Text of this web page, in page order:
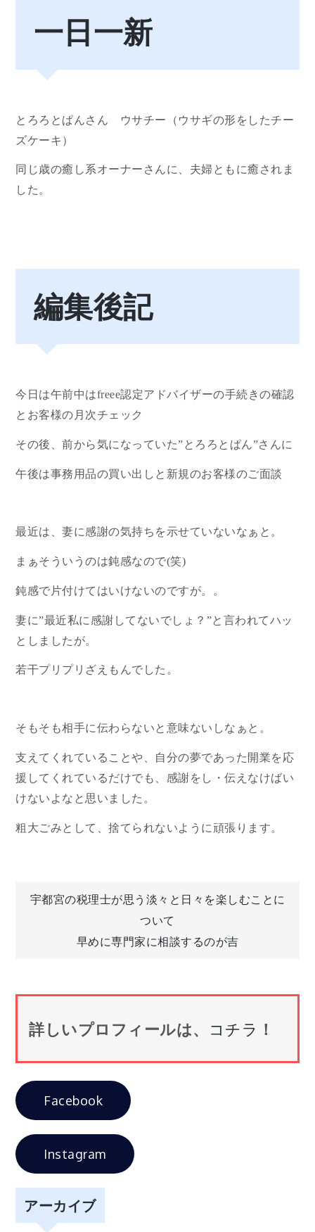
一日一新
とろろとぱんさん ウサチー（ウサギの形をしたチー
ズケーキ）
同じ歳の癒し系オーナーさんに、夫婦ともに癒されま
した。
編集後記
今日は午前中はfreee認定アドバイザーの手続きの確認
とお客様の月次チェック
その後、前から気になっていた”とろろとぱん”さんに
午後は事務用品の買い出しと新規のお客様のご面談
最近は、妻に感謝の気持ちを示せていないなぁと。
まぁそういうのは鈍感なので(笑)
鈍感で片付けてはいけないのですが。。
妻に”最近私に感謝してないでしょ？”と言われてハッ
としましたが。
若干プリプリざえもんでした。
そもそも相手に伝わらないと意味ないしなぁと。
支えてくれていることや、自分の夢であった開業を応
援してくれているだけでも、感謝をし・伝えなけばい
けないよなと思いました。
粗大ごみとして、捨てられないように頑張ります。
投
ナ
ビ
ゲ
ー
シ
ョ
ン
宇都宮の税理士が思う淡々と日々を楽しむことに
ついて
早めに専門家に相談するのが吉
詳しいプロフィールは、 コチラ ！
Facebook
Instagram
アーカイブ